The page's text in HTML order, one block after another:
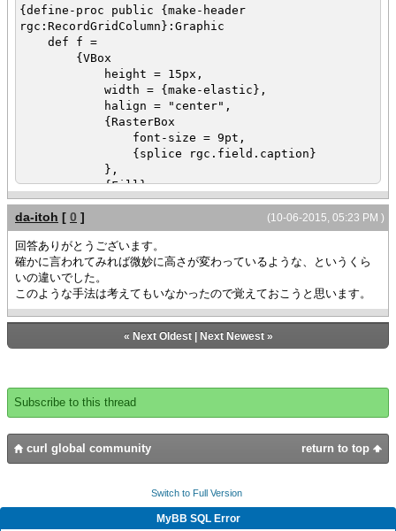
{RecordGrid
header-options = {RecordGridRowOptions
background = "#94cbff"},
record-source = people,
height = 10cm,
width = 13cm,
header-spec = make-header,
{RecordGridColumnGroup
"",
{RecordGridColumn "First1"}
},
{RecordGridColumnGroup
"Name",
{RecordGridColumn "First2"},
{RecordGridColumn "Last"},
{RecordGridColumn "Age1"}
},
{RecordGridColumnGroup
"Ageeee",
{RecordGridColumn "Age2"}
}
}
{define-proc public {make-header
rgc:RecordGridColumn}:Graphic
def f =
{VBox
height = 15px,
width = {make-elastic},
halign = "center",
{RasterBox
font-size = 9pt,
{splice rgc.field.caption}
},
{Fill}
}
{after 0s do
def h = f.parent
set h.background = "#94cbff"
}
{return f }
}
let people:RecordSet =
{RecordField
Name1", domain = String
{RecordField
(10-06-2015, 05:23 PM )
da-itoh [ 0 ]
回答ありがとうございます。
確かに言われてみれば微妙に高さが変わっているような、というくら
いの違いでした。
このような手法は考えてもいなかったので覚えておこうと思います。
« Next Oldest| Next Newest»
Subscribe to this thread
return to top
curl global community
Switch to Full Version
MyBB SQL Error